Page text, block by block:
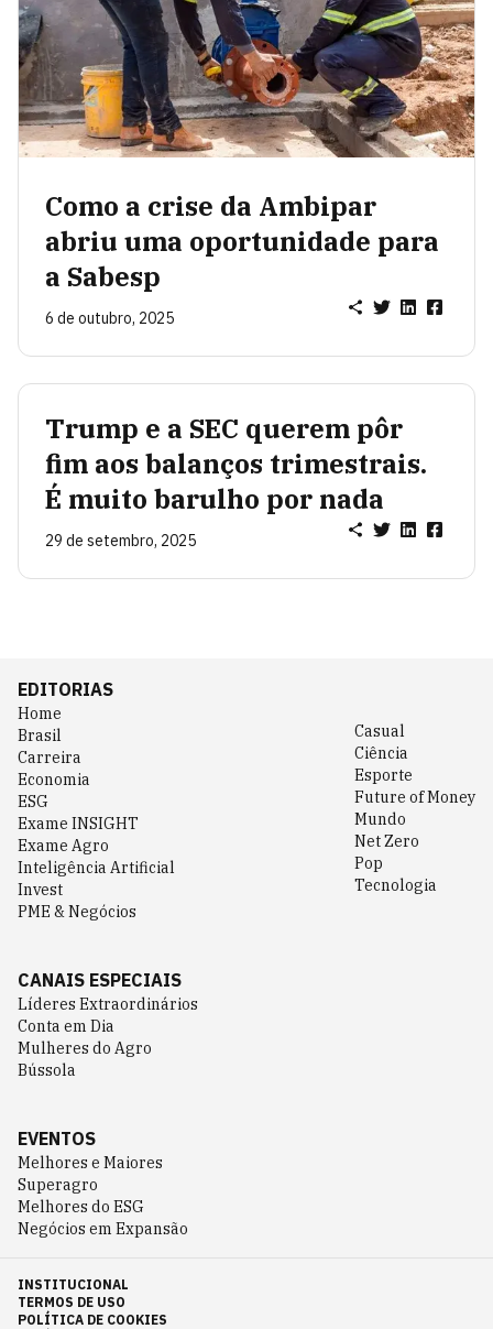
Como a crise da Ambipar
abriu uma oportunidade para
a Sabesp
6 de outubro, 2025
Trump e a SEC querem pôr
fim aos balanços trimestrais.
É muito barulho por nada
29 de setembro, 2025
EDITORIAS
Home
Brasil
Carreira
Economia
ESG
Exame INSIGHT
Exame Agro
Inteligência Artificial
Invest
PME & Negócios
Casual
Ciência
Esporte
Future of Money
Mundo
Net Zero
Pop
Tecnologia
CANAIS ESPECIAIS
Líderes Extraordinários
Conta em Dia
Mulheres do Agro
Bússola
EVENTOS
Melhores e Maiores
Superagro
Melhores do ESG
Negócios em Expansão
INSTITUCIONAL
TERMOS DE USO
POLÍTICA DE COOKIES